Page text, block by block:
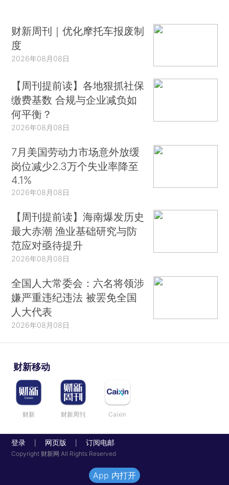
财新周刊｜优化摩托车报废制
度
2026年08月08日
【周刊提前读】各地狠抓社保
缴费基数 合规与企业减负如
何平衡？
2026年08月08日
7月美国劳动力市场意外放缓
岗位减少2.3万个失业率降至
4.1%
2026年08月08日
【周刊提前读】海南爆发历史
最大赤潮 渔业基础研究与防
范应对亟待提升
2026年08月08日
全国人大常委会：六名将领涉
嫌严重违纪违法 被罢免全国
人大代表
2026年08月08日
财新移动
财新 财新周刊 Caixin
登录 网页版 订阅电邮
Copyright 财新网 All Rights Reserved
App 内打开